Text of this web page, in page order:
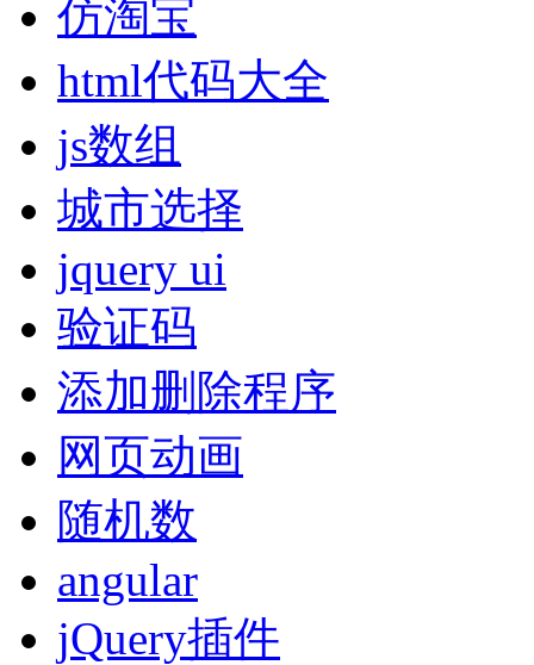
仿淘宝
html代码大全
js数组
城市选择
jquery ui
验证码
添加删除程序
网页动画
随机数
angular
jQuery插件